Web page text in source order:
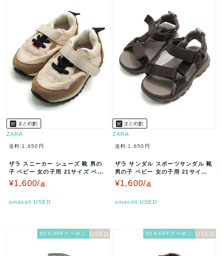
ZARA
送料:1,650円
ザラ スニーカー シューズ 靴 男の
子 ベビー 女の子用 21サイズ ベー
ジュ ZARA 【中古】
¥1,600/点
smasell.USED
ZARA
送料:1,650円
ザラ サンダル スポーツサンダル 靴
男の子 ベビー 女の子用 21サイズ
ブラウン ZARA 【中…
¥1,600/点
smasell.USED
50％OFFクーポン 50％OFFクーポン